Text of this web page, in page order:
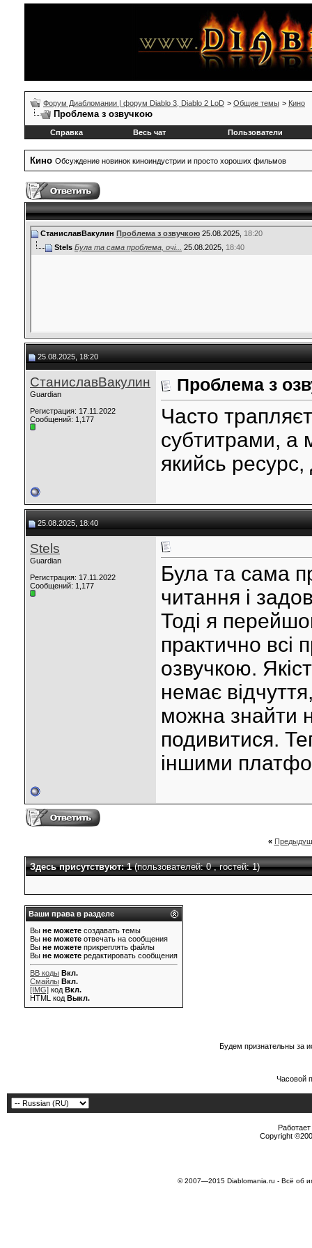
Форум Диабломании | форум Diablo 3, Diablo 2 LoD > Общие темы > Кино
Проблема з озвучкою
Справка Весь чат Пользователи
Кино Обсуждение новинок киноиндустрии и просто хороших фильмов
СтаниславВакулин Проблема з озвучкою 25.08.2025, 18:20
Stels Була та сама проблема, очі... 25.08.2025, 18:40
25.08.2025, 18:20
СтаниславВакулин
Guardian
Регистрация: 17.11.2022
Сообщений: 1,177
Проблема з
Часто
субтитрами, а
якийсь
25.08.2025, 18:40
Stels
Guardian
Регистрация: 17.11.2022
Сообщений: 1,177
Була та сама
читання і
Тоді я
практично всі
озвучкою.
немає
можна знайти
подивитися.
іншими
«
Здесь присутствуют: 1(пользователей: 0 , гостей: 1)
Ваши права в разделе
Вы не можете создавать темы
Вы не можете отвечать на сообщения
Вы не можете прикреплять файлы
Вы не можете редактировать сообщения
BB коды Вкл.
Смайлы Вкл.
[IMG] код Вкл.
HTML код Выкл.
Будем признательны за
Часовой
Copyright
© 2007—2015 Diablomania.ru - Всё об